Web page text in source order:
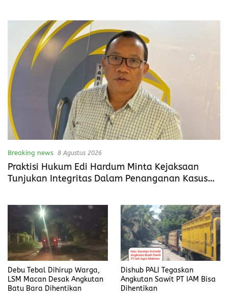
Breaking news 8 Agustus 2026
Praktisi Hukum Edi Hardum Minta Kejaksaan
Tunjukan Integritas Dalam Penanganan Kasus
Debu Tebal Dihirup Warga,
LSM Macan Desak Angkutan
Batu Bara Dihentikan
Dishub PALI Tegaskan
Angkutan Sawit PT IAM Bisa
Dihentikan